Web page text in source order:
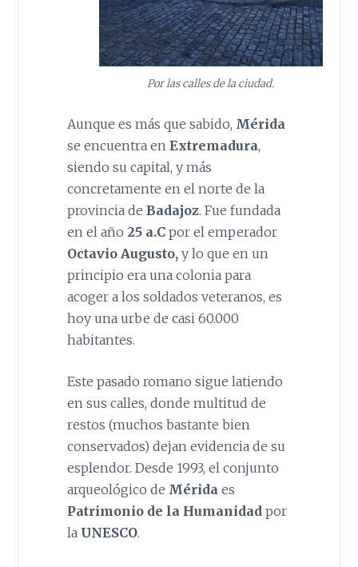
Por las calles de la ciudad.
Aunque es más que sabido, Mérida
se encuentra en Extremadura,
siendo su capital, y más
concretamente en el norte de la
provincia de Badajoz. Fue fundada
en el año 25 a.Cpor el emperador
Octavio Augusto, y lo que en un
principio era una colonia para
acoger a los soldados veteranos, es
hoy una urbe de casi 60.000
habitantes.
Este pasado romano sigue latiendo
en sus calles, donde multitud de
restos (muchos bastante bien
conservados) dejan evidencia de su
esplendor. Desde 1993, el conjunto
arqueológico de Méridaes
Patrimonio de la Humanidadpor
la UNESCO.